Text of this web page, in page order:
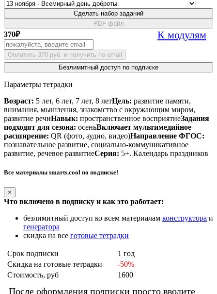
Сделать набор заданий
PDF файл
370₽ К модулям
Оплатить 370 руб. и получить по email
Безлимитный доступ по подписке
Параметры тетрадки
Возраст: 5 лет, 6 лет, 7 лет, 8 летЦель: развитие памяти,
внимания, мышления, знакомство с окружающим миром,
развитие речиНавык: пространственное восприятиеЗадания
подходят для сезона: осеньВключает мультимедийное
расширение: QR (фото, аудио, видео)Направление ФГОС:
познавательное развитие, социально-коммуникативное
развитие, речевое развитиеСерия: 5+. Календарь праздников
Все материалы smarts.cool по подписке!
×
Что включено в подписку и как это работает:
безлимитный доступ ко всем материалам конструктора и
генератора
скидка на все готовые тетрадки
Срок подписки
1 год
Скидка на готовые тетрадки
-50%
Стоимость, руб
1600
После оформления подписки просто вводите